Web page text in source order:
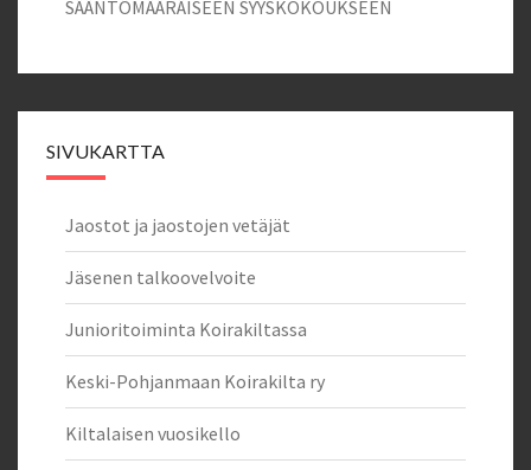
SÄÄNTÖMÄÄRÄISEEN SYYSKOKOUKSEEN
SIVUKARTTA
Jaostot ja jaostojen vetäjät
Jäsenen talkoovelvoite
Junioritoiminta Koirakiltassa
Keski-Pohjanmaan Koirakilta ry
Kiltalaisen vuosikello